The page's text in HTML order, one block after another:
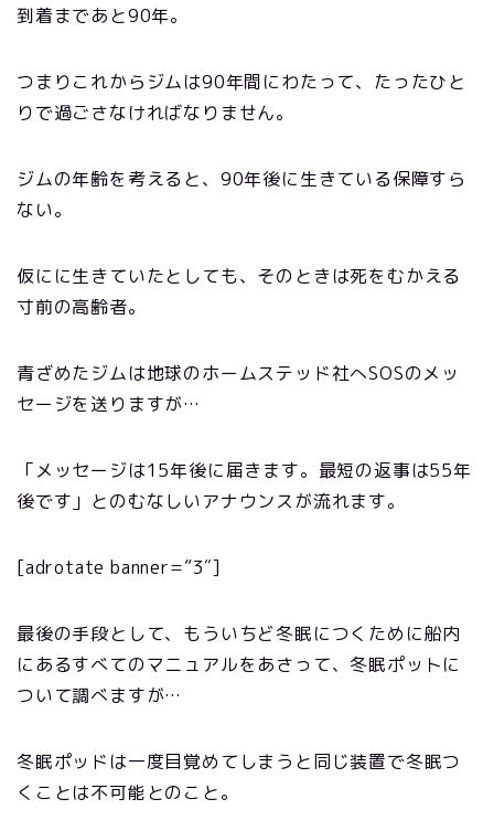
到着まであと90年。
つまりこれからジムは90年間にわたって、たったひと
りで過ごさなければなりません。
ジムの年齢を考えると、90年後に生きている保障すら
ない。
仮にに生きていたとしても、そのときは死をむかえる
寸前の高齢者。
青ざめたジムは地球のホームステッド社へSOSのメッ
セージを送りますが…
「メッセージは15年後に届きます。最短の返事は55年
後です」とのむなしいアナウンスが流れます。
[adrotate banner=”3″]
最後の手段として、もういちど冬眠につくために船内
にあるすべてのマニュアルをあさって、冬眠ポットに
ついて調べますが…
冬眠ポッドは一度目覚めてしまうと同じ装置で冬眠つ
くことは不可能とのこと。